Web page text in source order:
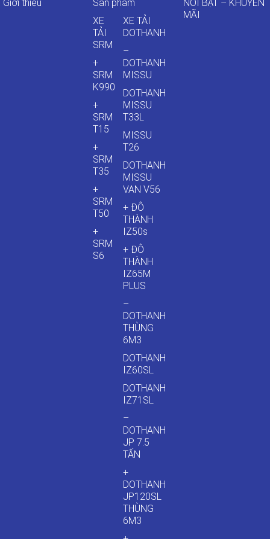
Giới thiệu
Sản phẩm
XE
TẢI
SRM
+
SRM
K990
+
SRM
T15
+
SRM
T35
+
SRM
T50
+
SRM
S6
XE TẢI
DOTHANH
–
DOTHANH
MISSU
DOTHANH
MISSU
T33L
MISSU
T26
DOTHANH
MISSU
VAN V56
+ ĐÔ
THÀNH
IZ50s
+ ĐÔ
THÀNH
IZ65M
PLUS
–
DOTHANH
THÙNG
6M3
DOTHANH
IZ60SL
DOTHANH
IZ71SL
–
DOTHANH
JP 7.5
TẤN
+
DOTHANH
JP120SL
THÙNG
6M3
NỔI BẬT – KHUYẾN
MÃI